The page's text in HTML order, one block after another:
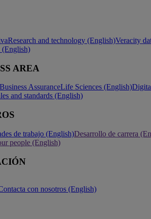
Research and technology (English)Veracity
(English)
AREA
Business AssuranceLife Sciences (English)
and standards (English)
de trabajo (English)Desarrollo de carrera
people (English)
con nosotros (English)